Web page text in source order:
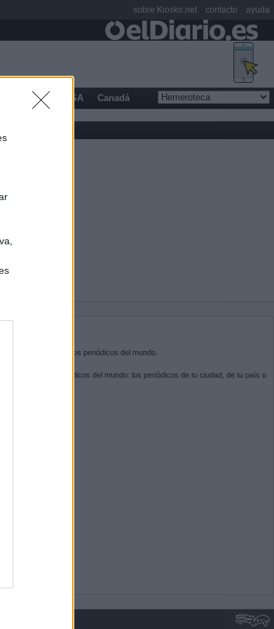
USA Canadá
puerta de entrada a los periódicos del mundo.
portadas de los periódicos del mundo: los periódicos de tu ciudad, de tu país o
del mundo.
sobre Kiosko.net contacto ayuda